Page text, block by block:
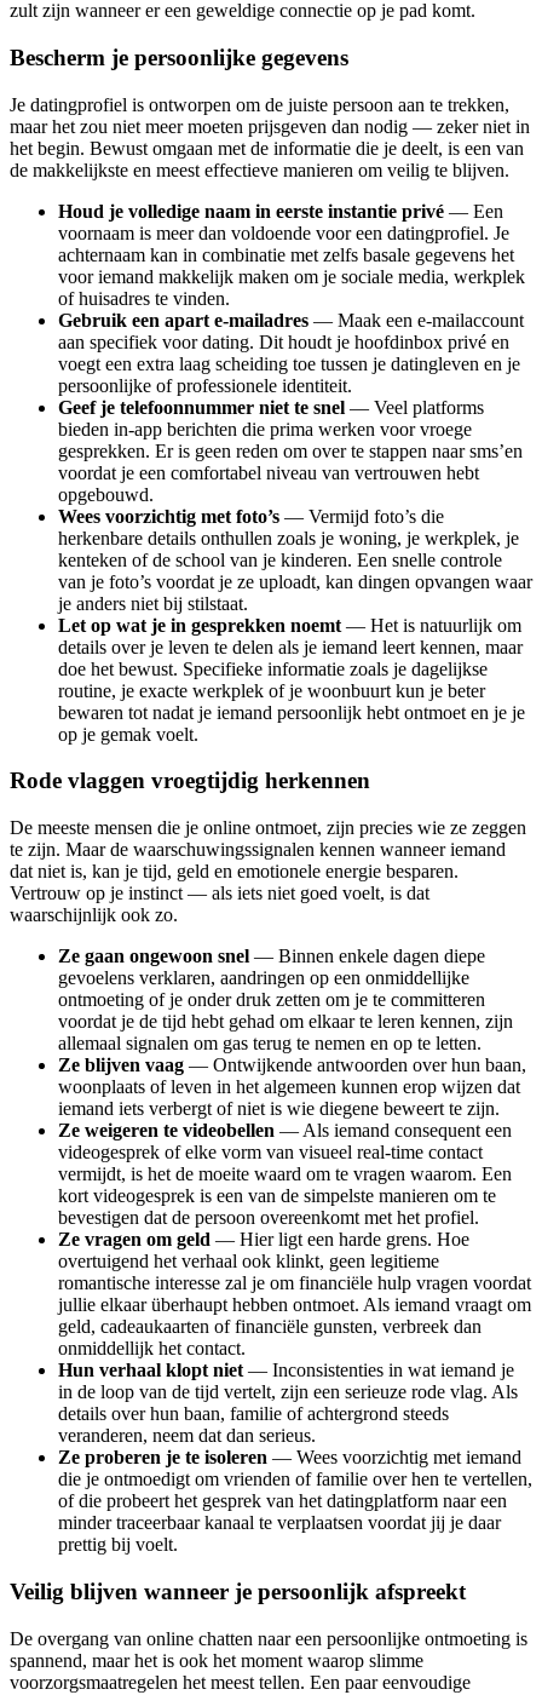
zult zijn wanneer er een geweldige connectie op je pad komt.
Bescherm je persoonlijke gegevens
Je datingprofiel is ontworpen om de juiste persoon aan te trekken,
maar het zou niet meer moeten prijsgeven dan nodig — zeker niet in
het begin. Bewust omgaan met de informatie die je deelt, is een van
de makkelijkste en meest effectieve manieren om veilig te blijven.
Houd je volledige naam in eerste instantie privé — Een
voornaam is meer dan voldoende voor een datingprofiel. Je
achternaam kan in combinatie met zelfs basale gegevens het
voor iemand makkelijk maken om je sociale media, werkplek
of huisadres te vinden.
Gebruik een apart e-mailadres — Maak een e-mailaccount
aan specifiek voor dating. Dit houdt je hoofdinbox privé en
voegt een extra laag scheiding toe tussen je datingleven en je
persoonlijke of professionele identiteit.
Geef je telefoonnummer niet te snel — Veel platforms
bieden in-app berichten die prima werken voor vroege
gesprekken. Er is geen reden om over te stappen naar sms’en
voordat je een comfortabel niveau van vertrouwen hebt
opgebouwd.
Wees voorzichtig met foto’s — Vermijd foto’s die
herkenbare details onthullen zoals je woning, je werkplek, je
kenteken of de school van je kinderen. Een snelle controle
van je foto’s voordat je ze uploadt, kan dingen opvangen waar
je anders niet bij stilstaat.
Let op wat je in gesprekken noemt — Het is natuurlijk om
details over je leven te delen als je iemand leert kennen, maar
doe het bewust. Specifieke informatie zoals je dagelijkse
routine, je exacte werkplek of je woonbuurt kun je beter
bewaren tot nadat je iemand persoonlijk hebt ontmoet en je je
op je gemak voelt.
Rode vlaggen vroegtijdig herkennen
De meeste mensen die je online ontmoet, zijn precies wie ze zeggen
te zijn. Maar de waarschuwingssignalen kennen wanneer iemand
dat niet is, kan je tijd, geld en emotionele energie besparen.
Vertrouw op je instinct — als iets niet goed voelt, is dat
waarschijnlijk ook zo.
Ze gaan ongewoon snel — Binnen enkele dagen diepe
gevoelens verklaren, aandringen op een onmiddellijke
ontmoeting of je onder druk zetten om je te committeren
voordat je de tijd hebt gehad om elkaar te leren kennen, zijn
allemaal signalen om gas terug te nemen en op te letten.
Ze blijven vaag — Ontwijkende antwoorden over hun baan,
woonplaats of leven in het algemeen kunnen erop wijzen dat
iemand iets verbergt of niet is wie diegene beweert te zijn.
Ze weigeren te videobellen — Als iemand consequent een
videogesprek of elke vorm van visueel real-time contact
vermijdt, is het de moeite waard om te vragen waarom. Een
kort videogesprek is een van de simpelste manieren om te
bevestigen dat de persoon overeenkomt met het profiel.
Ze vragen om geld — Hier ligt een harde grens. Hoe
overtuigend het verhaal ook klinkt, geen legitieme
romantische interesse zal je om financiële hulp vragen voordat
jullie elkaar überhaupt hebben ontmoet. Als iemand vraagt om
geld, cadeaukaarten of financiële gunsten, verbreek dan
onmiddellijk het contact.
Hun verhaal klopt niet — Inconsistenties in wat iemand je
in de loop van de tijd vertelt, zijn een serieuze rode vlag. Als
details over hun baan, familie of achtergrond steeds
veranderen, neem dat dan serieus.
Ze proberen je te isoleren — Wees voorzichtig met iemand
die je ontmoedigt om vrienden of familie over hen te vertellen,
of die probeert het gesprek van het datingplatform naar een
minder traceerbaar kanaal te verplaatsen voordat jij je daar
prettig bij voelt.
Veilig blijven wanneer je persoonlijk afspreekt
De overgang van online chatten naar een persoonlijke ontmoeting is
spannend, maar het is ook het moment waarop slimme
voorzorgsmaatregelen het meest tellen. Een paar eenvoudige